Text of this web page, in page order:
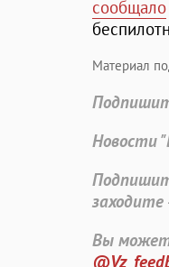
сообщало
Материал
Новости
Вы